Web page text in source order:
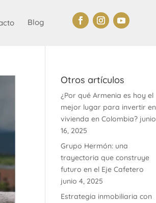
Blog
Otros artículos
¿Por qué Armenia es hoy el
mejor lugar para invertir en
vivienda en Colombia? junio
16, 2025
Grupo Hermón: una
trayectoria que construye
futuro en el Eje Cafetero
junio 4, 2025
Estrategia inmobiliaria con